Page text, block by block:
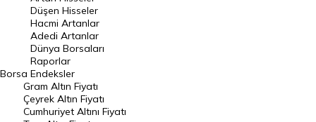
Hacmi Artanlar
Geçmiş Kapanışlar
Dünya Borsaları
Raporlar
Endeksler
Borsa
Düşen Hisseler
Hacmi Artanlar
Adedi Artanlar
Dünya Borsaları
Raporlar
Endeksler
Gram Altın Fiyatı
Çeyrek Altın Fiyatı
Cumhuriyet Altını Fiyatı